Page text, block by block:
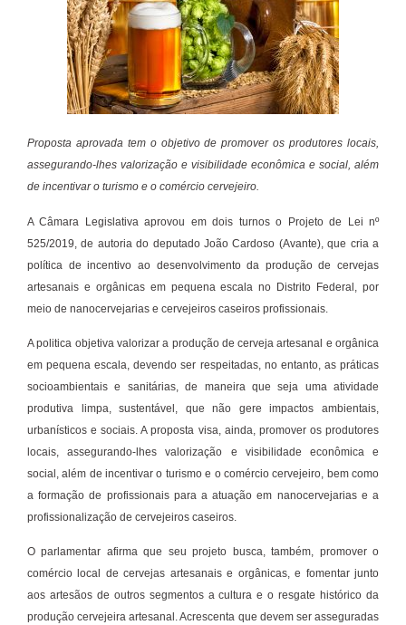
Proposta aprovada tem o objetivo de promover os produtores locais,
assegurando-lhes valorização e visibilidade econômica e social, além
de incentivar o turismo e o comércio cervejeiro.
A Câmara Legislativa aprovou em dois turnos o Projeto de Lei nº
525/2019, de autoria do deputado João Cardoso (Avante), que cria a
política de incentivo ao desenvolvimento da produção de cervejas
artesanais e orgânicas em pequena escala no Distrito Federal, por
meio de nanocervejarias e cervejeiros caseiros profissionais.
A politica objetiva valorizar a produção de cerveja artesanal e orgânica
em pequena escala, devendo ser respeitadas, no entanto, as práticas
socioambientais e sanitárias, de maneira que seja uma atividade
produtiva limpa, sustentável, que não gere impactos ambientais,
urbanísticos e sociais. A proposta visa, ainda, promover os produtores
locais, assegurando-lhes valorização e visibilidade econômica e
social, além de incentivar o turismo e o comércio cervejeiro, bem como
a formação de profissionais para a atuação em nanocervejarias e a
profissionalização de cervejeiros caseiros.
O parlamentar afirma que seu projeto busca, também, promover o
comércio local de cervejas artesanais e orgânicas, e fomentar junto
aos artesãos de outros segmentos a cultura e o resgate histórico da
produção cervejeira artesanal. Acrescenta que devem ser asseguradas